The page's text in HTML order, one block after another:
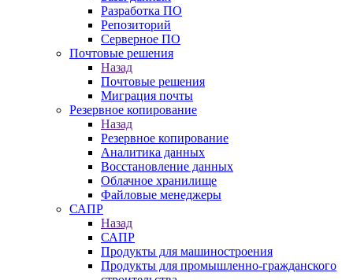
Разработка ПО
Репозиторий
Серверное ПО
Почтовые решения
Назад
Почтовые решения
Миграция почты
Резервное копирование
Назад
Резервное копирование
Аналитика данных
Восстановление данных
Облачное хранилище
Файловые менеджеры
САПР
Назад
САПР
Продукты для машиностроения
Продукты для промышленно-гражданского